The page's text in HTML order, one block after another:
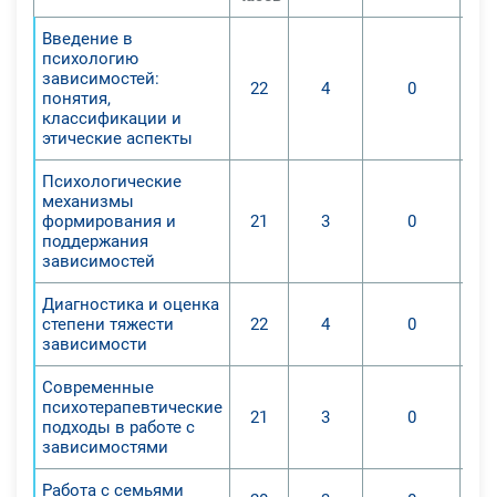
Введение в
психологию
зависимостей:
понятия,
классификации и
этические аспекты
22 4 0
Психологические
механизмы
формирования и
поддержания
зависимостей
21 3 0
Диагностика и оценка
степени тяжести
зависимости
22 4 0
Современные
психотерапевтические
подходы в работе с
зависимостями
21 3 0
Работа с семьями